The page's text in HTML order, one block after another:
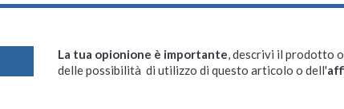
La tua opionione è importante, descrivi il prodotto
delle possibilità di utilizzo di questo articolo o dell'